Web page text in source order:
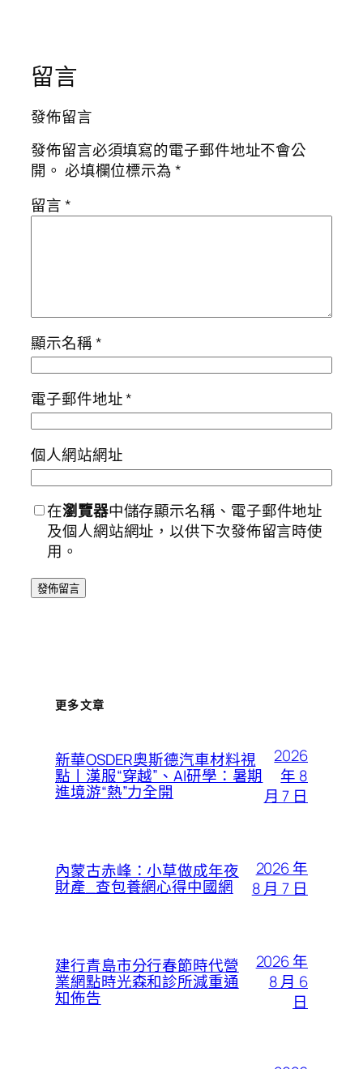
留言
發佈留言
發佈留言必須填寫的電子郵件地址不會公
開。 必填欄位標示為*
留言*
顯示名稱*
電子郵件地址*
個人網站網址
在瀏覽器中儲存顯示名稱、電子郵件地址
及個人網站網址，以供下次發佈留言時使
用。
更多文章
新華OSDER奧斯德汽車材料視
點丨漢服“穿越”、AI研學：暑期
進境游“熱”力全開
2026
年 8
月 7 日
內蒙古赤峰：小草做成年夜
財產_查包養網心得中國網
2026 年
8 月 7 日
建行青島市分行春節時代營
業網點時光森和診所減重通
知佈告
2026 年
8 月 6
日